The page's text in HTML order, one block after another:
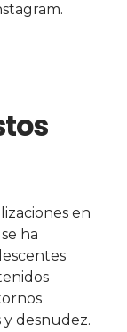
en
ha
desnudez.